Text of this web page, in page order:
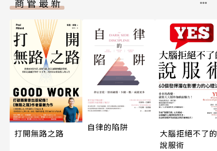
打開無路之路
自律的陷阱
大腦拒絕不了的
說服術